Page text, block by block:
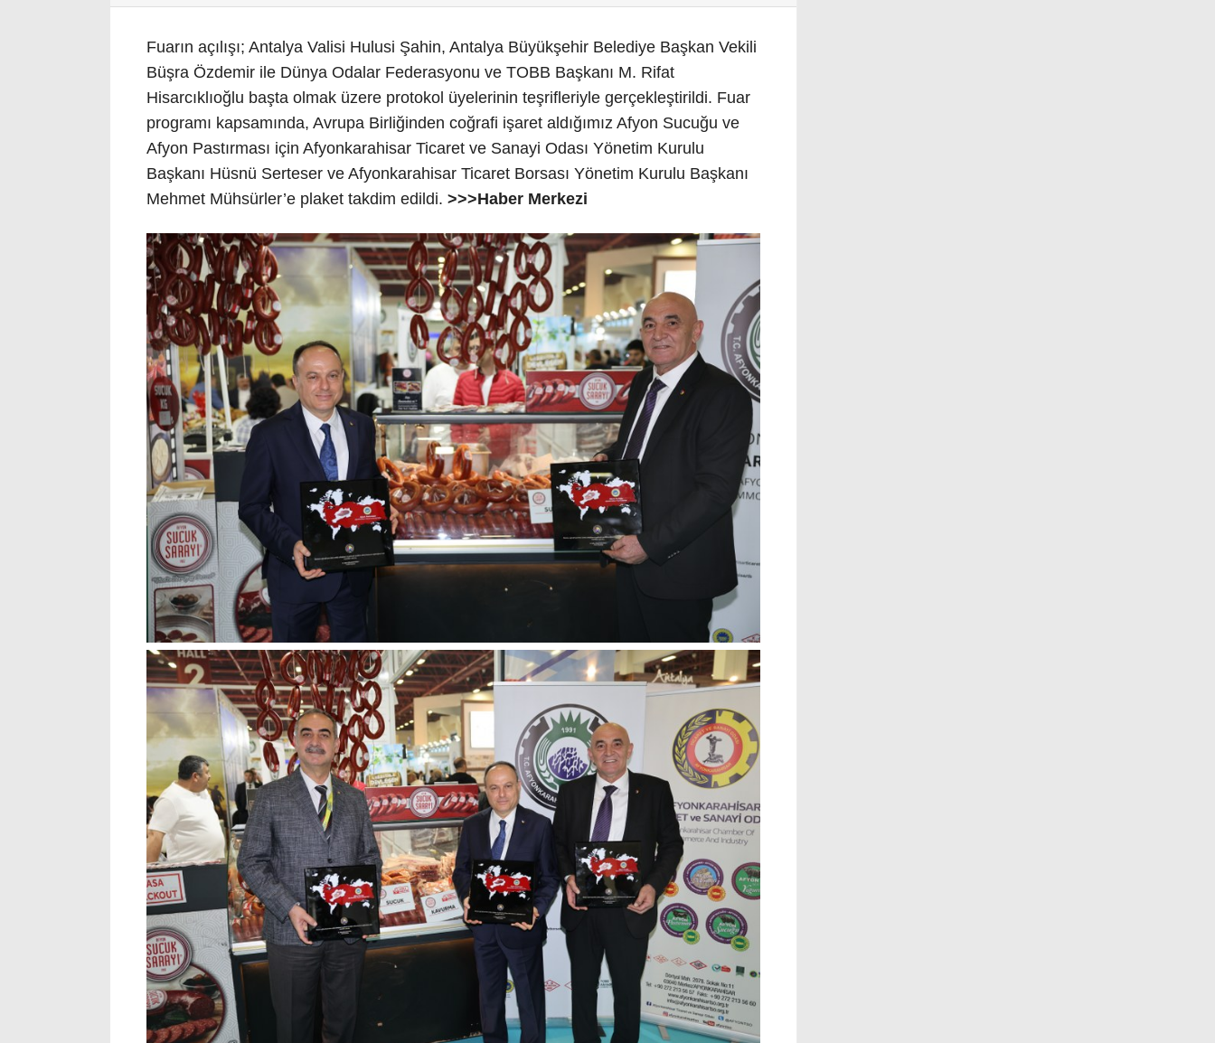
Fuarın açılışı; Antalya Valisi Hulusi Şahin, Antalya Büyükşehir Belediye Başkan Vekili
Büşra Özdemir ile Dünya Odalar Federasyonu ve TOBB Başkanı M. Rifat
Hisarcıklıoğlu başta olmak üzere protokol üyelerinin teşrifleriyle gerçekleştirildi. Fuar
programı kapsamında, Avrupa Birliğinden coğrafi işaret aldığımız Afyon Sucuğu ve
Afyon Pastırması için Afyonkarahisar Ticaret ve Sanayi Odası Yönetim Kurulu
Başkanı Hüsnü Serteser ve Afyonkarahisar Ticaret Borsası Yönetim Kurulu Başkanı
Mehmet Mühsürler’e plaket takdim edildi. >>>Haber Merkezi